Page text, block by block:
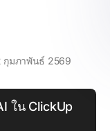
กุมภาพันธ์ 2569
ใน ClickUp